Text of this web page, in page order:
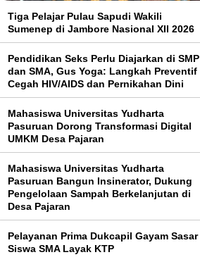
Tiga Pelajar Pulau Sapudi Wakili
Sumenep di Jambore Nasional XII 2026
Pendidikan Seks Perlu Diajarkan di SMP
dan SMA, Gus Yoga: Langkah Preventif
Cegah HIV/AIDS dan Pernikahan Dini
Mahasiswa Universitas Yudharta
Pasuruan Dorong Transformasi Digital
UMKM Desa Pajaran
Mahasiswa Universitas Yudharta
Pasuruan Bangun Insinerator, Dukung
Pengelolaan Sampah Berkelanjutan di
Desa Pajaran
Pelayanan Prima Dukcapil Gayam Sasar
Siswa SMA Layak KTP